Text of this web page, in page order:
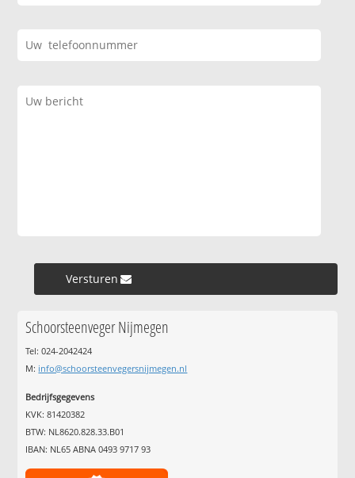
Versturen »
Schoorsteenveger Nijmegen
Tel: 024-2042424
M: info@schoorsteenvegersnijmegen.nl
Bedrijfsgegevens
KVK: 81420382
BTW: NL8620.828.33.B01
IBAN: NL65 ABNA 0493 9717 93